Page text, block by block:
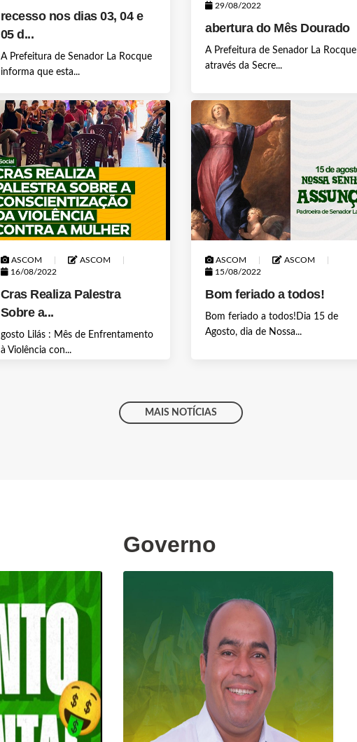
recesso nos dias 03, 04 e
05 d...
A Prefeitura de Senador La Rocque
informa que esta...
29/08/2022
abertura do Mês Dourado
A Prefeitura de Senador La Rocque
através da Secre...
ASCOM
ASCOM
16/08/2022
Cras Realiza Palestra
Sobre a...
gosto Lilás : Mês de Enfrentamento
à Violência con...
ASCOM
ASCOM
15/08/2022
Bom feriado a todos!
Bom feriado a todos!Dia 15 de
Agosto, dia de Nossa...
MAIS NOTÍCIAS
Governo